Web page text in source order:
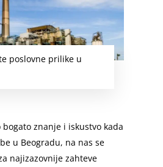
poslovne prilike u
znanje i iskustvo kada
u Beogradu, na nas se
najizazovnije zahteve